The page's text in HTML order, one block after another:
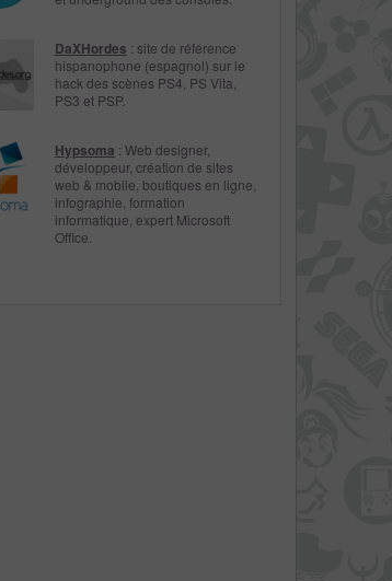
DaXHordes : site de référence
hispanophone (espagnol) sur le
hack des scènes PS4, PS Vita,
PS3 et PSP.
Hypsoma : Web designer,
développeur, création de sites
web & mobile, boutiques en ligne,
infographie, formation
informatique, expert Microsoft
Office.